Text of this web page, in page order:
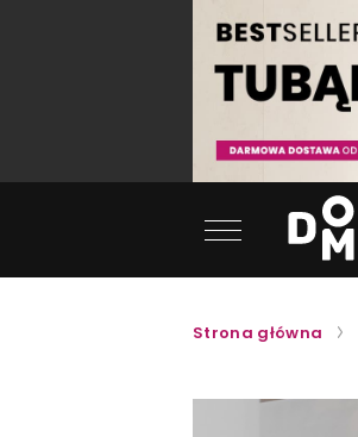
Strona główna